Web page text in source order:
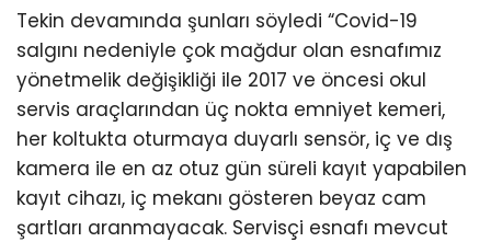
Tekin devamında şunları söyledi “Covid-19
salgını nedeniyle çok mağdur olan esnafımız
yönetmelik değişikliği ile 2017 ve öncesi okul
servis araçlarından üç nokta emniyet kemeri,
her koltukta oturmaya duyarlı sensör, iç ve dış
kamera ile en az otuz gün süreli kayıt yapabilen
kayıt cihazı, iç mekanı gösteren beyaz cam
şartları aranmayacak. Servisçi esnafı mevcut